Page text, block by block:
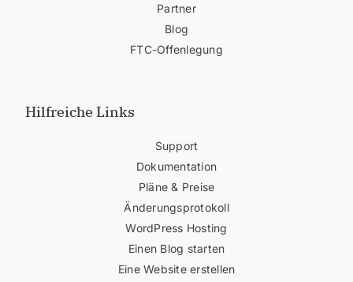
Partner
Blog
FTC-Offenlegung
Hilfreiche Links
Support
Dokumentation
Pläne & Preise
Änderungsprotokoll
WordPress Hosting
Einen Blog starten
Eine Website erstellen